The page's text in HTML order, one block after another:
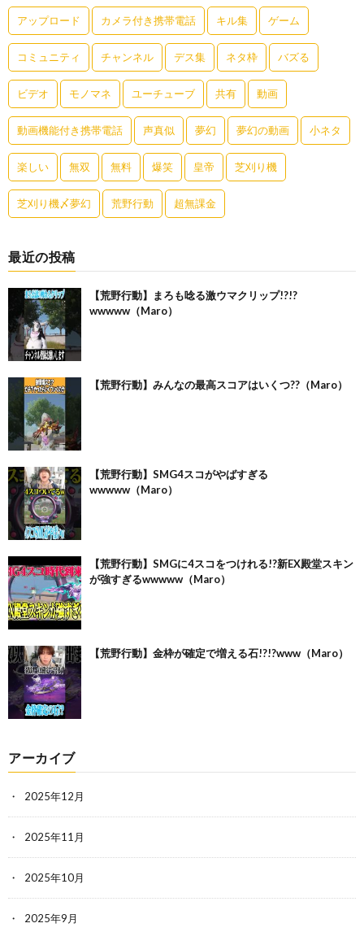
アップロード カメラ付き携帯電話 キル集 ゲーム
コミュニティ チャンネル デス集 ネタ枠 バズる
ビデオ モノマネ ユーチューブ 共有 動画
動画機能付き携帯電話 声真似 夢幻 夢幻の動画 小ネタ
楽しい 無双 無料 爆笑 皇帝 芝刈り機
芝刈り機〆夢幻 荒野行動 超無課金
最近の投稿
【荒野行動】まろも唸る激ウマクリップ!?!?
wwwww（Maro）
【荒野行動】みんなの最高スコアはいくつ??（Maro）
【荒野行動】SMG4スコがやばすぎる
wwwww（Maro）
【荒野行動】SMGに4スコをつけれる!?新EX殿堂スキン
が強すぎるwwwww（Maro）
【荒野行動】金枠が確定で増える石!?!?www（Maro）
アーカイブ
2025年12月
2025年11月
2025年10月
2025年9月